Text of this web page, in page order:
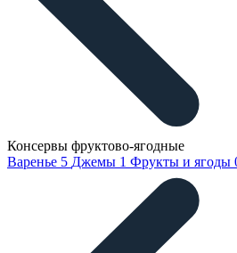
Консервы фруктово-ягодные
Варенье 5 Джемы 1 Фрукты и ягоды